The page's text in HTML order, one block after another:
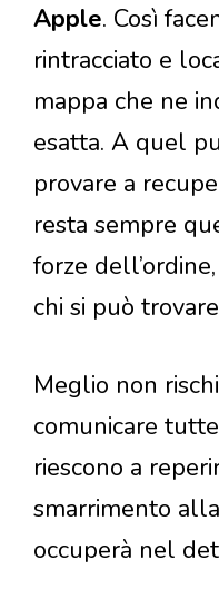
Apple. Così
rintracciato e
mappa che ne
esatta. A quel
provare a
resta sempre
forze
chi si può
Meglio non
comunicare
riescono a
smarrimento alla
occuperà nel